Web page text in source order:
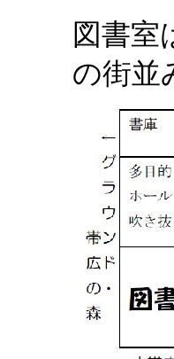
図書室
の街並